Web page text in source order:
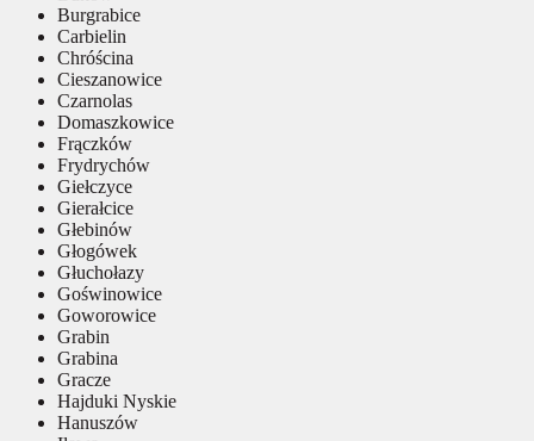
Burgrabice
Carbielin
Chróścina
Cieszanowice
Czarnolas
Domaszkowice
Frączków
Frydrychów
Giełczyce
Gierałcice
Głebinów
Głogówek
Głuchołazy
Goświnowice
Goworowice
Grabin
Grabina
Gracze
Hajduki Nyskie
Hanuszów